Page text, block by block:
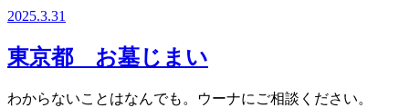
2025.3.31
東京都 お墓じまい
わからないことはなんでも。ウーナにご相談ください。